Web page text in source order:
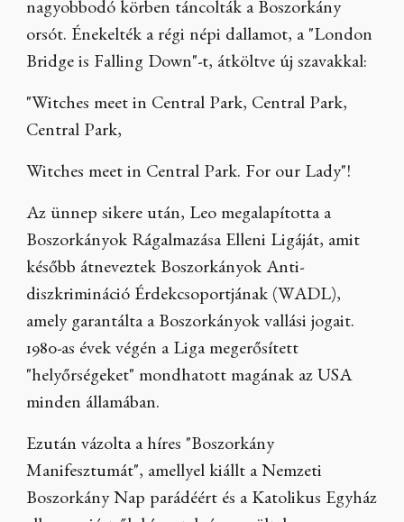
nagyobbodó körben táncolták a Boszorkány
orsót. Énekelték a régi népi dallamot, a "London
Bridge is Falling Down"-t, átköltve új szavakkal:
"Witches meet in Central Park, Central Park,
Central Park,
Witches meet in Central Park. For our Lady"!
Az ünnep sikere után, Leo megalapította a
Boszorkányok Rágalmazása Elleni Ligáját, amit
később átneveztek Boszorkányok Anti-
diszkrimináció Érdekcsoportjának (WADL),
amely garantálta a Boszorkányok vallási jogait.
1980-as évek végén a Liga megerősített
"helyőrségeket" mondhatott magának az USA
minden államában.
Ezután vázolta a híres "Boszorkány
Manifesztumát", amellyel kiállt a Nemzeti
Boszorkány Nap parádéért és a Katolikus Egyház